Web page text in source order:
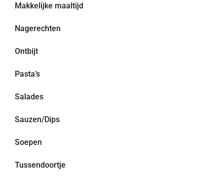
Makkelijke maaltijd
Nagerechten
Ontbijt
Pasta’s
Salades
Sauzen/Dips
Soepen
Tussendoortje